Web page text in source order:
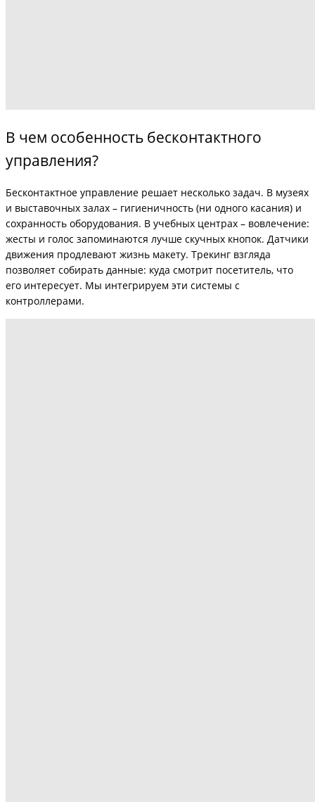
В чем особенность бесконтактного
управления?
Бесконтактное управление решает несколько задач. В музеях
и выставочных залах – гигиеничность (ни одного касания) и
сохранность оборудования. В учебных центрах – вовлечение:
жесты и голос запоминаются лучше скучных кнопок. Датчики
движения продлевают жизнь макету. Трекинг взгляда
позволяет собирать данные: куда смотрит посетитель, что
его интересует. Мы интегрируем эти системы с
контроллерами.